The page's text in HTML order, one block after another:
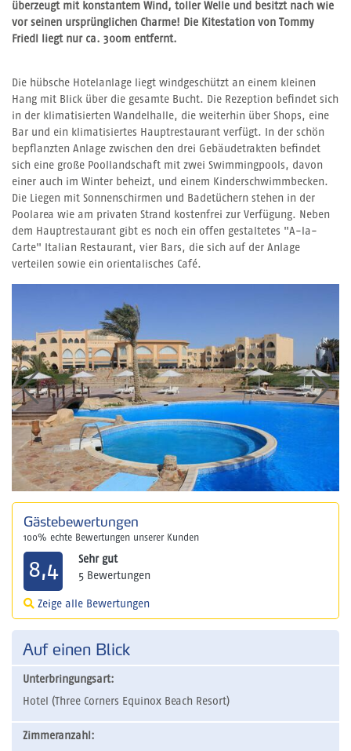
überzeugt mit konstantem Wind, toller Welle und besitzt nach wie
vor seinen ursprünglichen Charme! Die Kitestation von Tommy
Friedl liegt nur ca. 300m entfernt.
Die hübsche Hotelanlage liegt windgeschützt an einem kleinen
Hang mit Blick über die gesamte Bucht. Die Rezeption befindet sich
in der klimatisierten Wandelhalle, die weiterhin über Shops, eine
Bar und ein klimatisiertes Hauptrestaurant verfügt. In der schön
bepflanzten Anlage zwischen den drei Gebäudetrakten befindet
sich eine große Poollandschaft mit zwei Swimmingpools, davon
einer auch im Winter beheizt, und einem Kinderschwimmbecken.
Die Liegen mit Sonnenschirmen und Badetüchern stehen in der
Poolarea wie am privaten Strand kostenfrei zur Verfügung. Neben
dem Hauptrestaurant gibt es noch ein offen gestaltetes "A-la-
Carte" Italian Restaurant, vier Bars, die sich auf der Anlage
verteilen sowie ein orientalisches Café.
Gästebewertungen
100% echte Bewertungen unserer Kunden
8,4
Sehr gut
5 Bewertungen
Zeige alle Bewertungen
Auf einen Blick
Unterbringungsart:
Hotel (Three Corners Equinox Beach Resort)
Zimmeranzahl: